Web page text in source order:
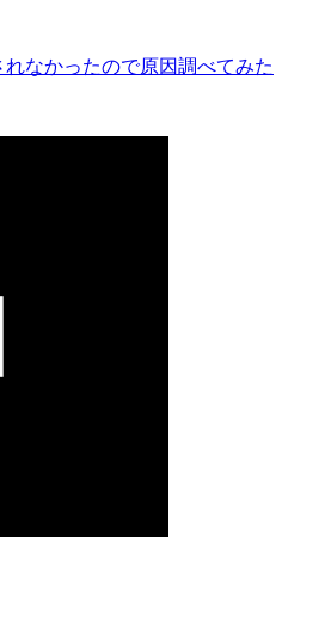
なかったので原因調べてみた